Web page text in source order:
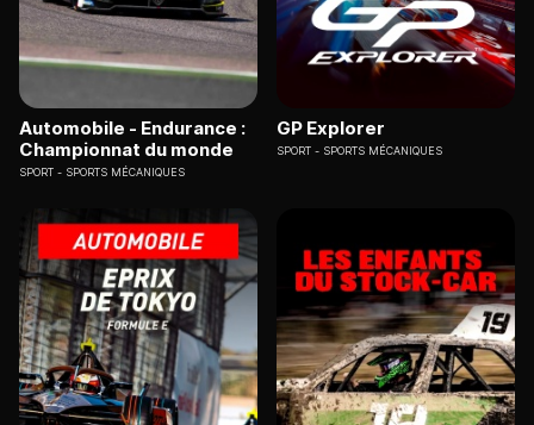
Automobile - Endurance :
Championnat du monde
SPORT SPORTS MÉCANIQUES
GP Explorer
SPORT SPORTS MÉCANIQUES